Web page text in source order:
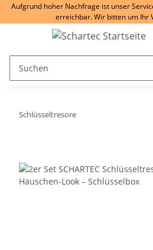
Aufgrund hoher Nachfrage ist unser
erreichbar. Wir bitten um Ihr
Schlüsseltresore